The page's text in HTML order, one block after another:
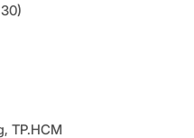
TP.HCM